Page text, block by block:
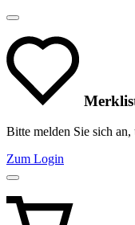
Bitte melden Sie sich
Zum Login